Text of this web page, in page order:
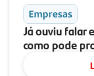
Empresas
Já ouviu falar
como pode